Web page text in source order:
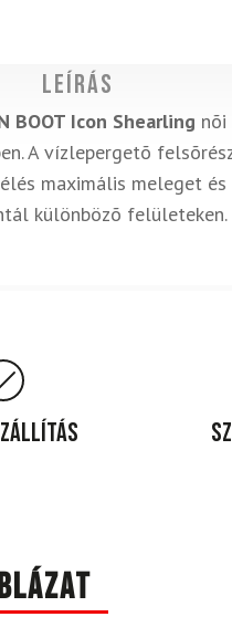
Leírás
BOOT Icon Shearling
A vízlepergetõ
maximális meleget
különbözõ